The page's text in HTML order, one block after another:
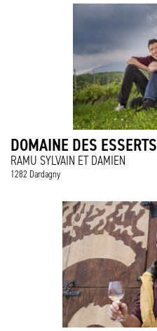
DOMAINE DES ESSERTS
RAMU SYLVAIN ET DAMIEN
1282 Dardagny